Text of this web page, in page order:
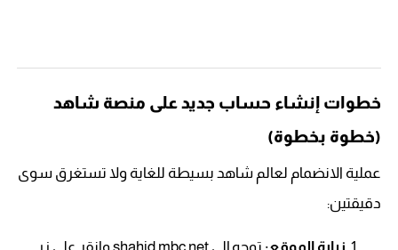
خطوات إنشاء حساب جديد على منصة شاهد
(خطوة بخطوة)
عملية الانضمام لعالم شاهد بسيطة للغاية ولا تستغرق سوى
دقيقتين: